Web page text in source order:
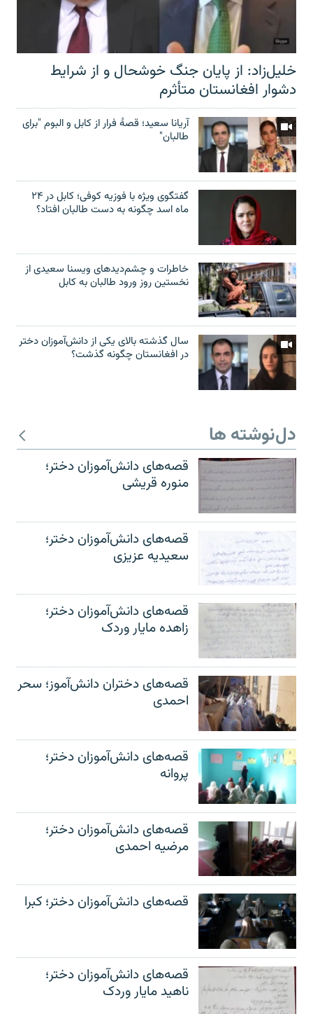
خلیل‌زاد: از پایان جنگ خوشحال و از شرایط
دشوار افغانستان متأثرم
آریانا سعید؛ قصۀ فرار از کابل و البوم "برای
طالبان"
گفتگوی ویژه با فوزیه کوفی؛ کابل در ۲۴
ماه اسد چگونه به دست طالبان افتاد؟
خاطرات و چشم‌دید‌های ویسنا سعیدی از
نخستین روز ورود طالبان به کابل
سال گذشته بالای یکی از دانش‌آموزان دختر
در افغانستان چگونه گذشت؟
دل‌نوشته ها
قصه‌های دانش‌آموزان دختر؛
منوره قریشی
قصه‌های دانش‌آموزان دختر؛
سعیدیه عزیزی
قصه‌های دانش‌آموزان دختر؛
زاهده مایار وردک
قصه‌های دختران دانش‌آموز؛ سحر
احمدی
قصه‌های دانش‌آموزان دختر؛
پروانه
قصه‌های دانش‌آموزان دختر؛
مرضیه احمدی
قصه‌های دانش‌آموزان دختر؛ کبرا
قصه‌های دانش‌آموزان دختر؛
ناهید مایار وردک